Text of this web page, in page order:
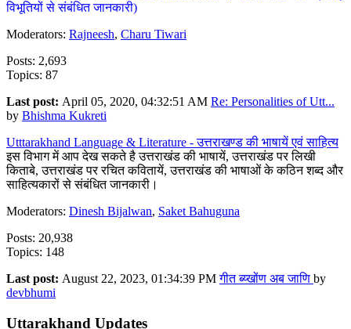
विभूतियों से संबंधित जानकारी)
Moderators: Rajneesh, Charu Tiwari
Posts: 2,693
Topics: 87
Last post: April 05, 2020, 04:32:51 AM Re: Personalities of Utt...
by Bhishma Kukreti
Utttarakhand Language & Literature - उत्तराखण्ड की भाषायें एवं साहित्य
इस विभाग में आप देख सकते है उत्तराखंड की भाषायें, उत्तराखंड पर लिखी
किताबे, उत्तराखंड पर रचित कवितायें, उत्तराखंड की भाषाओं के कठिन शब्द और
साहित्यकारों से संबंधित जानकारी।
Moderators: Dinesh Bijalwan, Saket Bahuguna
Posts: 20,938
Topics: 148
Last post: August 22, 2023, 01:34:39 PMगीत ब्य्खोंण अब जाणि by
devbhumi
Uttarakhand Updates